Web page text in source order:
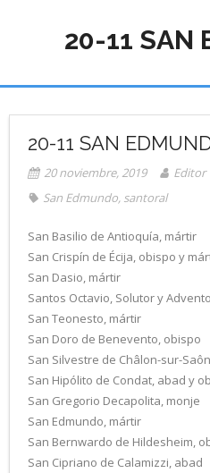
20-11 SAN
20-11 SAN
20 noviembre, 2019 Editor
San Edmundo, santoral
San Basilio de Antioquía, mártir
San Crispín de Écija, obispo y
San Dasio, mártir
Santos Octavio, Solutor y
San Teonesto, mártir
San Doro de Benevento, obispo
San Silvestre de Châlon-sur-
San Hipólito de Condat, abad y
San Gregorio Decapolita, monje
San Edmundo, mártir
San Bernwardo de Hildesheim,
San Cipriano de Calamizzi, abad